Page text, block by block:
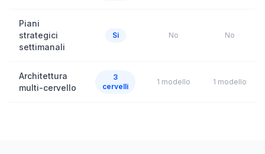
Piani
strategici
settimanali
Si No No
Architettura
multi-cervello
3
cervelli
1 modello 1 modello